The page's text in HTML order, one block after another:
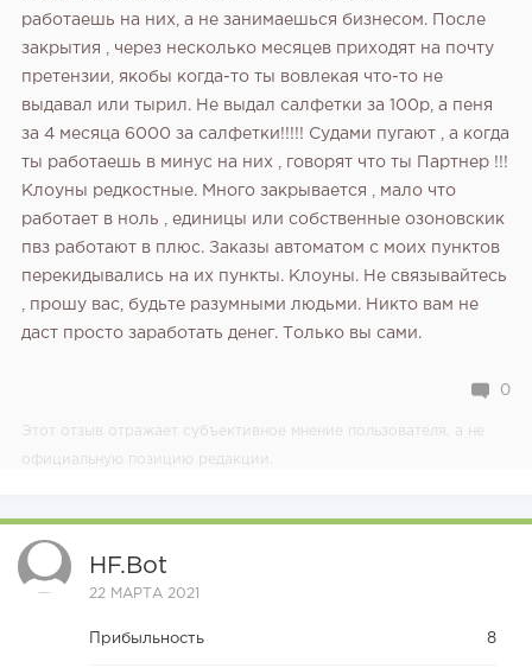
работаешь на них, а не занимаешься бизнесом. После
закрытия , через несколько месяцев приходят на почту
претензии, якобы когда-то ты вовлекая что-то не
выдавал или тырил. Не выдал салфетки за 100р, а пеня
за 4 месяца 6000 за салфетки!!!!! Судами пугают , а когда
ты работаешь в минус на них , говорят что ты Партнер !!!
Клоуны редкостные. Много закрывается , мало что
работает в ноль , единицы или собственные озоновскик
пвз работают в плюс. Заказы автоматом с моих пунктов
перекидывались на их пункты. Клоуны. Не связывайтесь
, прошу вас, будьте разумными людьми. Никто вам не
даст просто заработать денег. Только вы сами.
0
Этот отзыв отражает субъективное мнение пользователя, а не
официальную позицию редакции.
HF.bot
22 МАРТА 2021
Прибыльность 8